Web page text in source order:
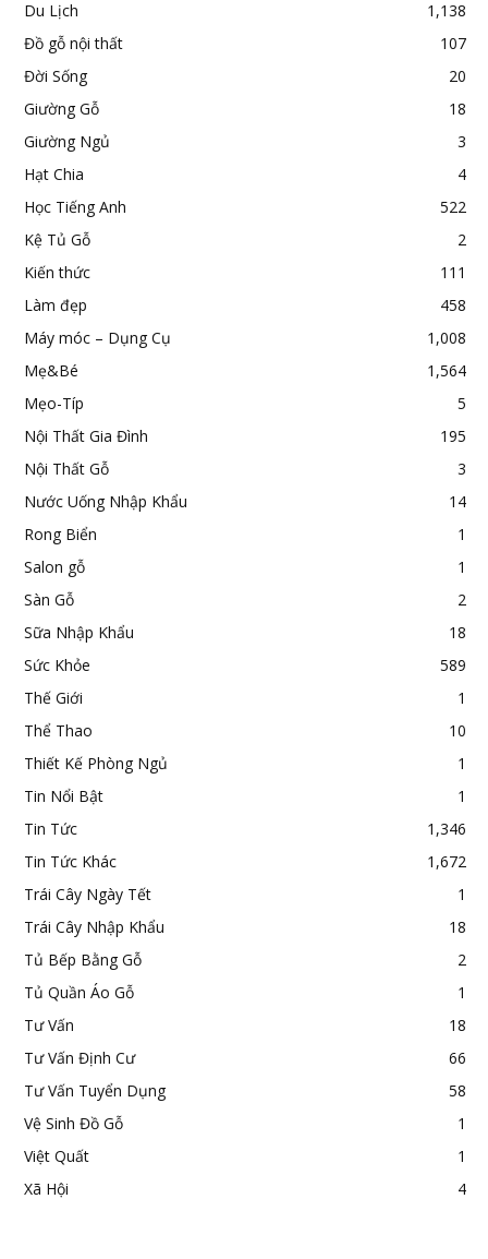
Du Lịch
1,138
Đồ gỗ nội thất
107
Đời Sống
20
Giường Gỗ
18
Giường Ngủ
3
Hạt Chia
4
Học Tiếng Anh
522
Kệ Tủ Gỗ
2
Kiến thức
111
Làm đẹp
458
Máy móc – Dụng Cụ
1,008
Mẹ&Bé
1,564
Mẹo-Típ
5
Nội Thất Gia Đình
195
Nội Thất Gỗ
3
Nước Uống Nhập Khẩu
14
Rong Biển
1
Salon gỗ
1
Sàn Gỗ
2
Sữa Nhập Khẩu
18
Sức Khỏe
589
Thế Giới
1
Thể Thao
10
Thiết Kế Phòng Ngủ
1
Tin Nổi Bật
1
Tin Tức
1,346
Tin Tức Khác
1,672
Trái Cây Ngày Tết
1
Trái Cây Nhập Khẩu
18
Tủ Bếp Bằng Gỗ
2
Tủ Quần Áo Gỗ
1
Tư Vấn
18
Tư Vấn Định Cư
66
Tư Vấn Tuyển Dụng
58
Vệ Sinh Đồ Gỗ
1
Việt Quất
1
Xã Hội
4